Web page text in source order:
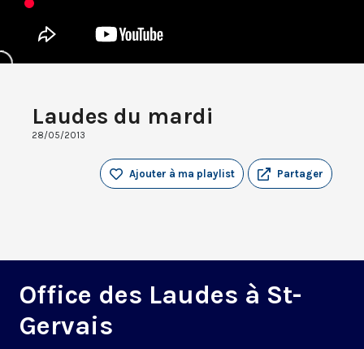
Laudes du mardi
28/05/2013
Partager
Ajouter à ma playlist
Office des Laudes à St-
Gervais